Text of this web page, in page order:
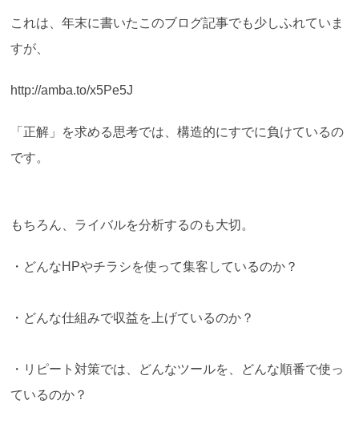
これは、年末に書いたこのブログ記事でも少しふれていま
すが、
http://amba.to/x5Pe5J
「正解」を求める思考では、構造的にすでに負けているの
です。
もちろん、ライバルを分析するのも大切。
・どんなHPやチラシを使って集客しているのか？
・どんな仕組みで収益を上げているのか？
・リピート対策では、どんなツールを、どんな順番で使っ
ているのか？